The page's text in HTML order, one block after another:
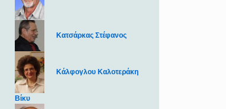
Κατσάρκας Στέφανος
Κάλφογλου Καλοτεράκη
Βίκυ